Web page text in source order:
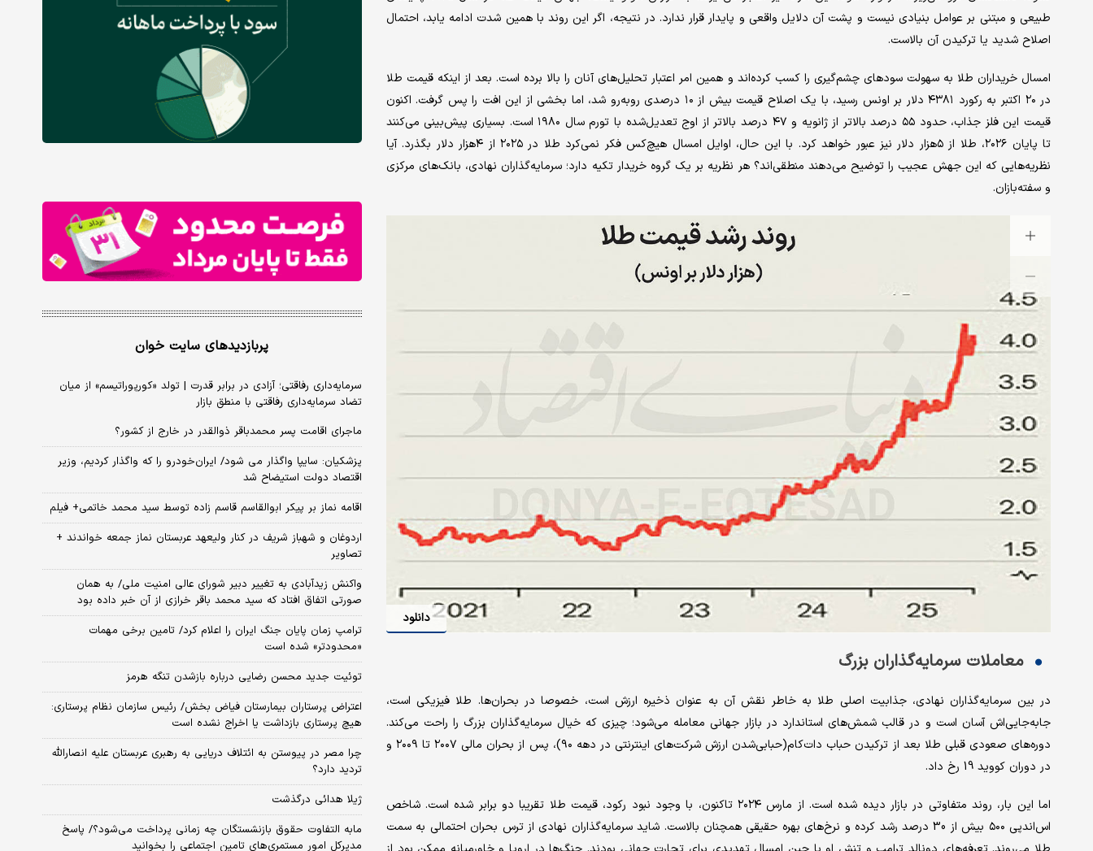
طبیعی و مبتنی بر عوامل بنیادی نیست و پشت آن دلایل واقعی و پایدار قرار ندارد. در نتیجه، اگر این روند با همین شدت ادامه یابد، احتمال
اصلاح شدید یا ترکیدن آن بالاست.
امسال خریداران طلا به سهولت سود‌های چشم‌گیری را کسب کرده‌اند و همین امر اعتبار تحلیل‌های آنان را بالا برده است. بعد از اینکه قیمت طلا
در ۲۰ اکتبر به رکورد ۴۳۸۱ دلار بر اونس رسید، با یک اصلاح قیمت بیش از ۱۰ درصدی روبه‌رو شد، اما بخشی از این افت را پس گرفت. اکنون
قیمت این فلز جذاب، حدود ۵۵ درصد بالاتر از ژانویه و ۴۷ درصد بالاتر از اوج تعدیل‌شده با تورم سال ۱۹۸۰ است. بسیاری پیش‌بینی می‌کنند
تا پایان ۲۰۲۶، طلا از ۵هزار دلار نیز عبور خواهد کرد. با این حال، اوایل امسال هیچ‌کس فکر نمی‌کرد طلا در ۲۰۲۵ از ۴هزار دلار بگذرد. آیا
نظریه‌هایی که این جهش عجیب را توضیح می‌دهند منطقی‌اند؟ هر نظریه بر یک گروه خریدار تکیه دارد؛ سرمایه‌گذاران نهادی، بانک‌های مرکزی
و سفته‌بازان.
دانلود
معاملات سرمایه‌گذاران بزرگ
در بین سرمایه‌گذاران نهادی، جذابیت اصلی طلا به خاطر نقش آن به عنوان ذخیره ارزش است، خصوصا در بحران‌ها. طلا فیزیکی است،
جابه‌جایی‌اش آسان است و در قالب شمش‌های استاندارد در بازار جهانی معامله می‌شود؛ چیزی که خیال سرمایه‌گذاران بزرگ را راحت می‌کند.
دوره‌های صعودی قبلی طلا بعد از ترکیدن حباب دات‌کام(حبابی‌شدن ارزش شرکت‌های اینترنتی در دهه ۹۰)، پس از بحران مالی ۲۰۰۷ تا ۲۰۰۹ و
در دوران کووید 19 رخ داد.
اما این بار، روند متفاوتی در بازار دیده شده است. از مارس ۲۰۲۴ تاکنون، با وجود نبود رکود، قیمت طلا تقریبا دو برابر شده است. شاخص
اس‌اندپی ۵۰۰ بیش از 30 درصد رشد کرده و نرخ‌های بهره حقیقی همچنان بالاست. شاید سرمایه‌گذاران نهادی از ترس بحران احتمالی به سمت
پربازدیدهای سایت خوان
سرمایه‌داری رفاقتی؛ آزادی در برابر قدرت | تولد «کورپوراتیسم» از میان
تضاد سرمایه‌داری رفاقتی با منطق بازار
ماجرای اقامت پسر محمدباقر ذوالقدر در خارج از کشور؟
پزشکیان: سایپا واگذار می شود/ ایران‌خودرو را که واگذار کردیم، وزیر
اقتصاد دولت استیضاح شد
اقامه نماز بر پیکر ابوالقاسم قاسم زاده توسط سید محمد خاتمی+ فیلم
اردوغان و شهباز شریف در کنار ولیعهد عربستان نماز جمعه خواندند +
تصاویر
واکنش زیدآبادی به تغییر دبیر شورای عالی امنیت ملی/ به همان
صورتی اتفاق افتاد که سید محمد باقر خرازی از آن خبر داده بود
ترامپ زمان پایان جنگ ایران را اعلام کرد/ تامین برخی مهمات
«محدودتر» شده است
توئیت جدید محسن رضایی درباره بازشدن تنگه هرمز
اعتراض پرستاران بیمارستان فیاض بخش/ رئیس سازمان نظام پرستاری:
هیچ پرستاری بازداشت یا اخراج نشده است
چرا مصر در پیوستن به ائتلاف دریایی به رهبری عربستان علیه انصارالله
تردید دارد؟
ژیلا هدائی درگذشت
مابه التفاوت حقوق بازنشستگان چه زمانی پرداخت می‌شود؟/ پاسخ
مدیرکل امور مستمری‌های تامین اجتماعی را بخوانید